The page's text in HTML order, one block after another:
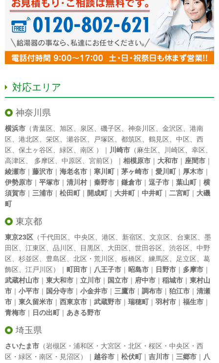
対応エリア
神奈川県
横浜市 （青葉区、 旭区、 泉区、 磯子区、 神奈川区、 金沢区、 港南
区、 港北区、 栄区、 瀬谷区、 戸塚区、 都筑区、 鶴見区、 中区、 西
区、 保土ヶ谷区、 緑区、 南区 ）｜ 川崎市 （麻生区、 川崎区、 幸区、
高津区、 多摩区、 中原区、 宮前区）｜ 相模原市 ｜ 大和市 ｜ 座間市 ｜
綾瀬市 ｜ 藤沢市 ｜ 海老名市 ｜ 寒川町｜ 茅ヶ崎市 ｜ 愛川町｜ 厚木市 ｜
伊勢原市 ｜ 平塚市 ｜ 清川村｜ 秦野市 ｜ 鎌倉市 ｜ 逗子市 ｜ 葉山町｜ 横
須賀市 ｜ 三浦市 ｜ 松田町｜ 開成町｜ 大井町｜ 中井町｜ 二宮町｜ 大磯
町
東京都
東京23区 （千代田区、 中央区、 港区、 新宿区、 文京区、 台東区、 墨
田区、 江東区、 品川区、 目黒区、 大田区、 世田谷区、 渋谷区、 中野
区、 杉並区、 豊島区、 北区 ・ 荒川区、 板橋区、 練馬区、 足立区、 葛
飾区、 江戸川区）｜ 町田市 ｜ 八王子市 ｜ 昭島市 ｜ 日野市 ｜ 多摩市 ｜
武蔵村山市 ｜ 東大和市 ｜ 立川市 ｜ 国立市 ｜ 府中市 ｜ 稲城市 ｜ 東村山
市 ｜ 小平市 ｜ 国分寺市 ｜ 小金井市 ｜ 三鷹市 ｜ 調布市 ｜ 狛江市 ｜ 清瀬
市 ｜ 東久留米市 ｜ 西東京市 ｜ 武蔵野市 ｜ 瑞穂町｜ 羽村市 ｜ 福生市 ｜
青梅市 ｜ 日の出町｜ あきる野市
埼玉県
さいたま市 （岩槻区・浦和区・大宮区・北区・桜区・中央区・西
区・緑区・南区・見沼区）｜ 越谷市 ｜ 松伏町｜ 吉川市 ｜ 三郷市 ｜ 八